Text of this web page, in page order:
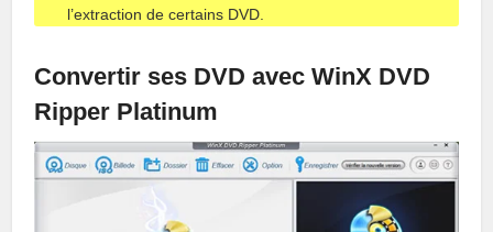
l’extraction de certains DVD.
Convertir ses DVD avec WinX DVD
Ripper Platinum